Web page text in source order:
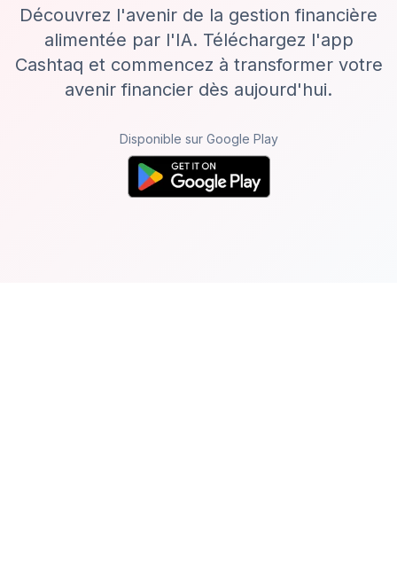
Découvrez l'avenir de la gestion financière
alimentée par l'IA. Téléchargez l'app
Cashtaq et commencez à transformer votre
avenir financier dès aujourd'hui.
Disponible sur Google Play